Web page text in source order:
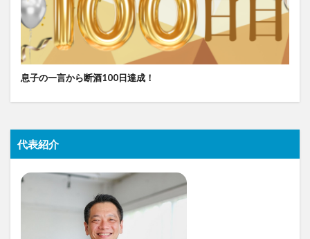
息子の一言から断酒100日達成！
代表紹介